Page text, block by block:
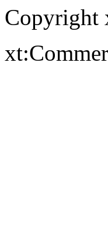
Copyright